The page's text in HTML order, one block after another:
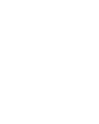
"Life